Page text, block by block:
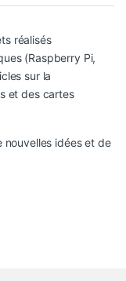
réalisés
(Raspberry Pi,
sur la
et des cartes
nouvelles idées et de